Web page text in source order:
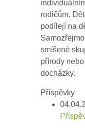
rodičům.
podílejí na
smíšené
přírody
docházky.
Příspěvky